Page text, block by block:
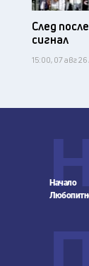
След
сигнал
15:00, 07 авг
Начало